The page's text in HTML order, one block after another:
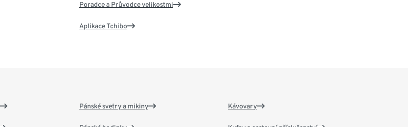
Poradce a Průvodce velikostmi
Aplikace Tchibo
Pánské svetry a mikiny Kávovary